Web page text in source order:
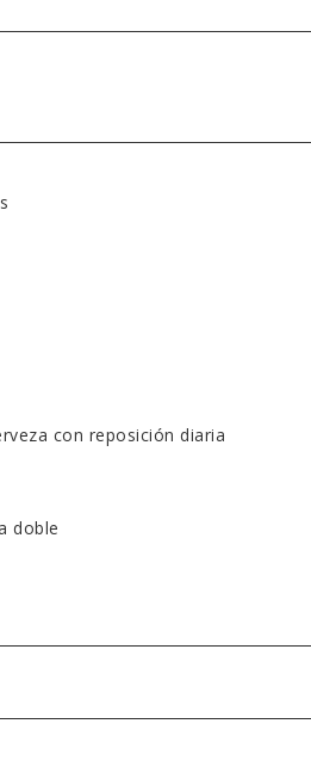
con reposición diaria
doble